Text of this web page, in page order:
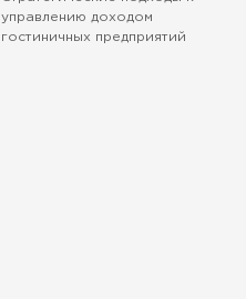
управлению доходом
гостиничных предприятий